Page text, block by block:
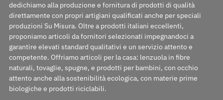
dedichiamo alla produzione e fornitura di prodotti di qualità
direttamente con propri artigiani qualificati anche per speciali
produzioni Su Misura. Oltre a prodotti italiani eccellenti,
proponiamo articoli da fornitori selezionati impegnandoci a
garantire elevati standard qualitativi e un servizio attento e
competente. Offriamo articoli per la casa: lenzuola in fibre
naturali, tovaglie, spugne, e prodotti per bambini, con occhio
attento anche alla sostenibilità ecologica, con materie prime
biologiche e prodotti riciclabili.